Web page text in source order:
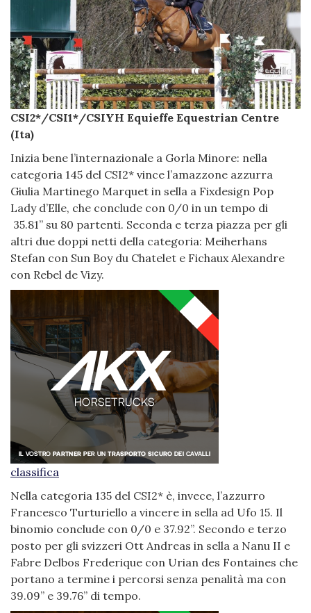
CSI2*/CSI1*/CSIYH Equieffe Equestrian Centre
(Ita)
Inizia bene l’internazionale a Gorla Minore: nella
categoria 145 del CSI2* vince l’amazzone azzurra
Giulia Martinego Marquet in sella a Fixdesign Pop
Lady d’Elle, che conclude con 0/0 in un tempo di
35.81” su 80 partenti. Seconda e terza piazza per gli
altri due doppi netti della categoria: Meiherhans
Stefan con Sun Boy du Chatelet e Fichaux Alexandre
con Rebel de Vizy.
classifica
Nella categoria 135 del CSI2* è, invece, l’azzurro
Francesco Turturiello a vincere in sella ad Ufo 15. Il
binomio conclude con 0/0 e 37.92”. Secondo e terzo
posto per gli svizzeri Ott Andreas in sella a Nanu II e
Fabre Delbos Frederique con Urian des Fontaines che
portano a termine i percorsi senza penalità ma con
39.09” e 39.76” di tempo.